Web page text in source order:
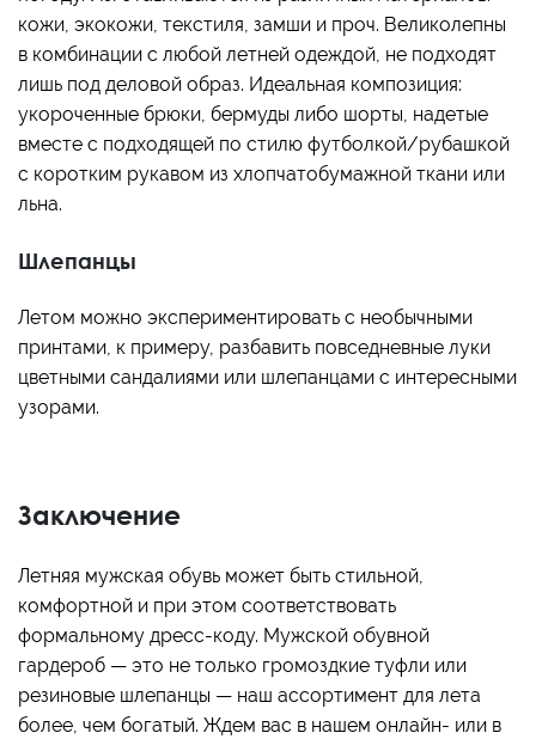
кожи, экокожи, текстиля, замши и проч. Великолепны
в комбинации с любой летней одеждой, не подходят
лишь под деловой образ. Идеальная композиция:
укороченные брюки, бермуды либо шорты, надетые
вместе с подходящей по стилю футболкой/рубашкой
с коротким рукавом из хлопчатобумажной ткани или
льна.
Шлепанцы
Летом можно экспериментировать с необычными
принтами, к примеру, разбавить повседневные луки
цветными сандалиями или шлепанцами с интересными
узорами.
Заключение
Летняя мужская обувь может быть стильной,
комфортной и при этом соответствовать
формальному дресс-коду. Мужской обувной
гардероб — это не только громоздкие туфли или
резиновые шлепанцы — наш ассортимент для лета
более, чем богатый. Ждем вас в нашем онлайн- или в